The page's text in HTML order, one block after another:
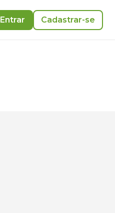
Entrar Cadastrar-se